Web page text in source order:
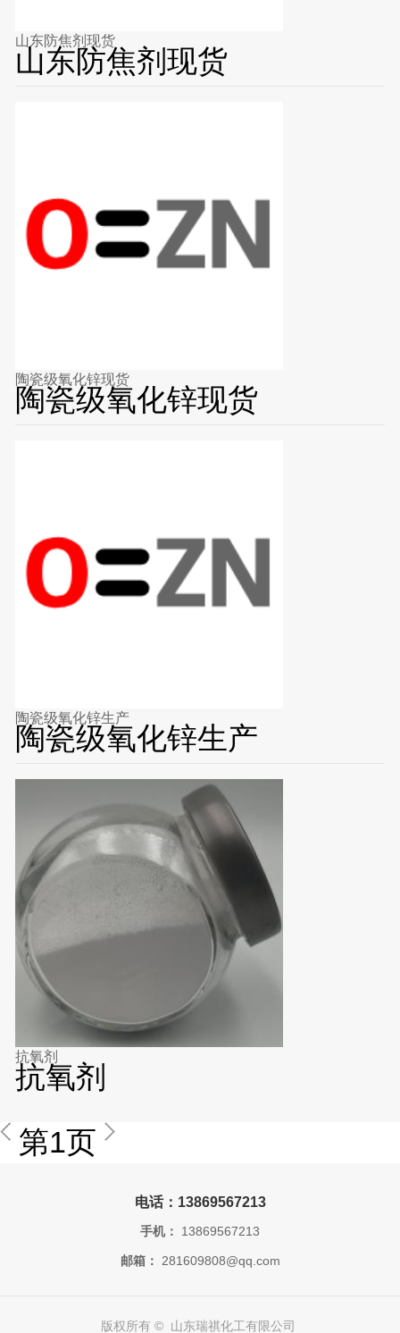
山东防焦剂现货
山东防焦剂现货
陶瓷级氧化锌现货
陶瓷级氧化锌现货
陶瓷级氧化锌生产
陶瓷级氧化锌生产
抗氧剂
抗氧剂
第1页
电话：13869567213
手机： 13869567213
邮箱： 281609808@qq.com
版权所有 © 山东瑞祺化工有限公司